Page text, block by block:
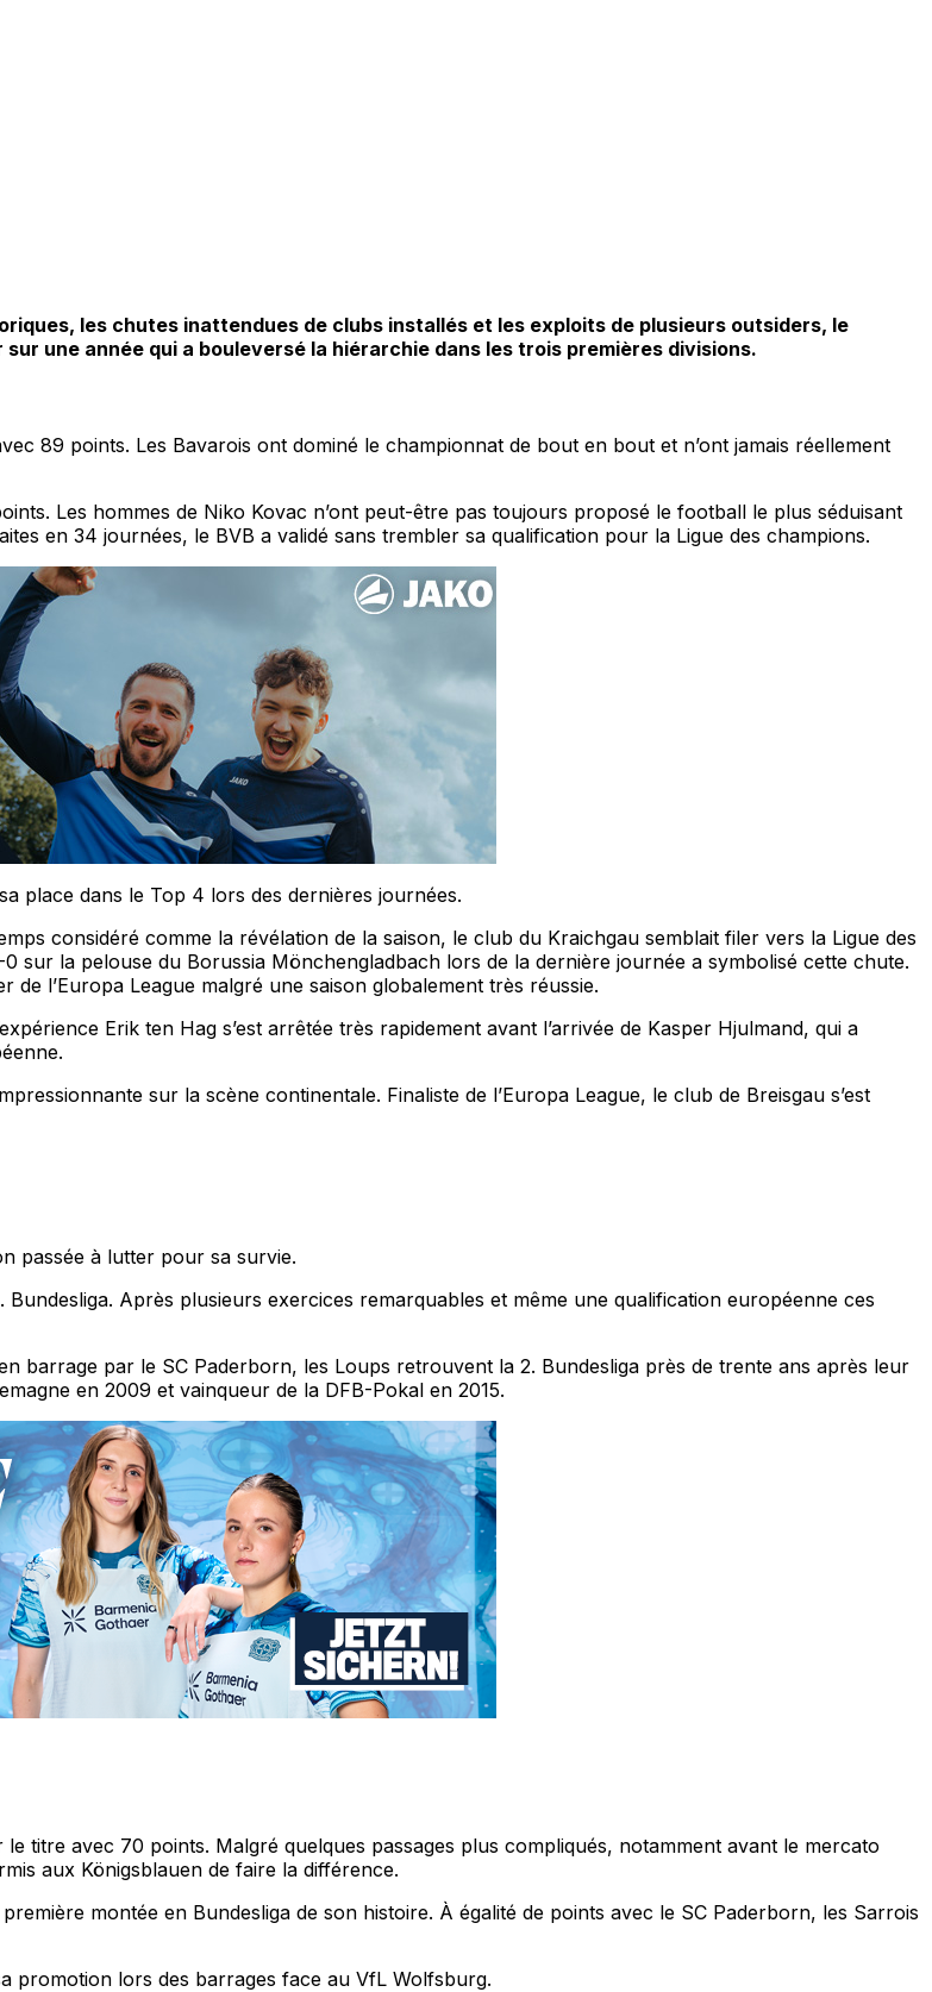
les chutes inattendues de clubs installés et les exploits de plusieurs outsiders, le
une année qui a bouleversé la hiérarchie dans les trois premières divisions.
89 points. Les Bavarois ont dominé le championnat de bout en bout et n’ont jamais réellement
Les hommes de Niko Kovac n’ont peut-être pas toujours proposé le football le plus séduisant
en 34 journées, le BVB a validé sans trembler sa qualification pour la Ligue des champions.
place dans le Top 4 lors des dernières journées.
considéré comme la révélation de la saison, le club du Kraichgau semblait filer vers la Ligue des
sur la pelouse du Borussia Mönchengladbach lors de la dernière journée a symbolisé cette chute.
l’Europa League malgré une saison globalement très réussie.
Erik ten Hag s’est arrêtée très rapidement avant l’arrivée de Kasper Hjulmand, qui a
sur la scène continentale. Finaliste de l’Europa League, le club de Breisgau s’est
passée à lutter pour sa survie.
Après plusieurs exercices remarquables et même une qualification européenne ces
barrage par le SC Paderborn, les Loups retrouvent la 2. Bundesliga près de trente ans après leur
en 2009 et vainqueur de la DFB-Pokal en 2015.
titre avec 70 points. Malgré quelques passages plus compliqués, notamment avant le mercato
aux Königsblauen de faire la différence.
montée en Bundesliga de son histoire. À égalité de points avec le SC Paderborn, les Sarrois
promotion lors des barrages face au VfL Wolfsburg.